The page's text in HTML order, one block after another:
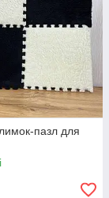
пазл для